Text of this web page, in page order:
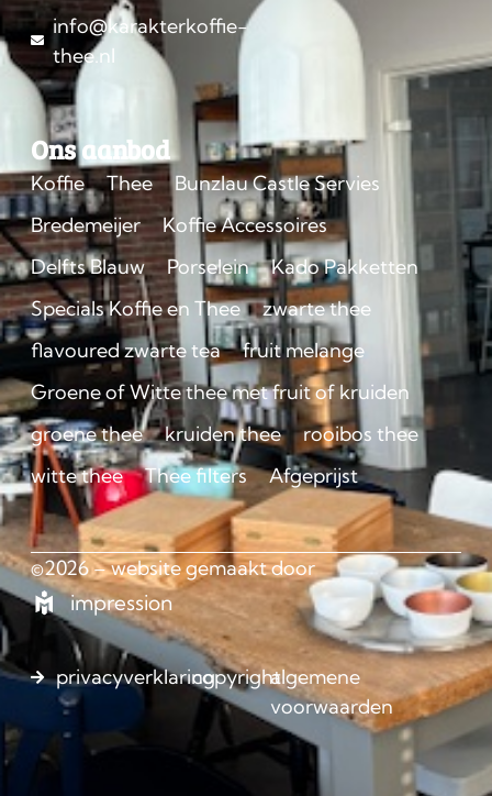
info@karakterkoffie-
thee.nl
Ons aanbod
Koffie Thee
Bunzlau Castle Servies
Bredemeijer
Koffie Accessoires
Delfts Blauw
Porselein
Kado Pakketten
Specials Koffie en Thee
zwarte thee
flavoured zwarte tea
fruit melange
Groene of Witte thee met fruit of kruiden
groene thee
kruiden thee
rooibos thee
witte thee
Thee filters Afgeprijst
©2026 – website gemaakt door
impression
privacyverklaringcopyrightalgemene
voorwaarden